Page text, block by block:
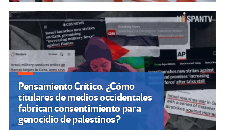
Pensamiento Crítico. ¿Cómo
titulares de medios occidentales
fabrican consentimiento para
genocidio de palestinos?